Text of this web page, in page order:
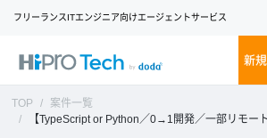
フリーランスITエンジニア向けエージェントサービス
新
TOP
案件一覧
【TypeScript or Python／0→1開発／一部リモート可】